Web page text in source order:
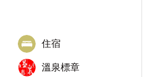
住宿
溫泉標章